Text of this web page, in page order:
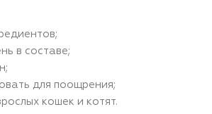
в составе;
для поощрения;
кошек и котят.